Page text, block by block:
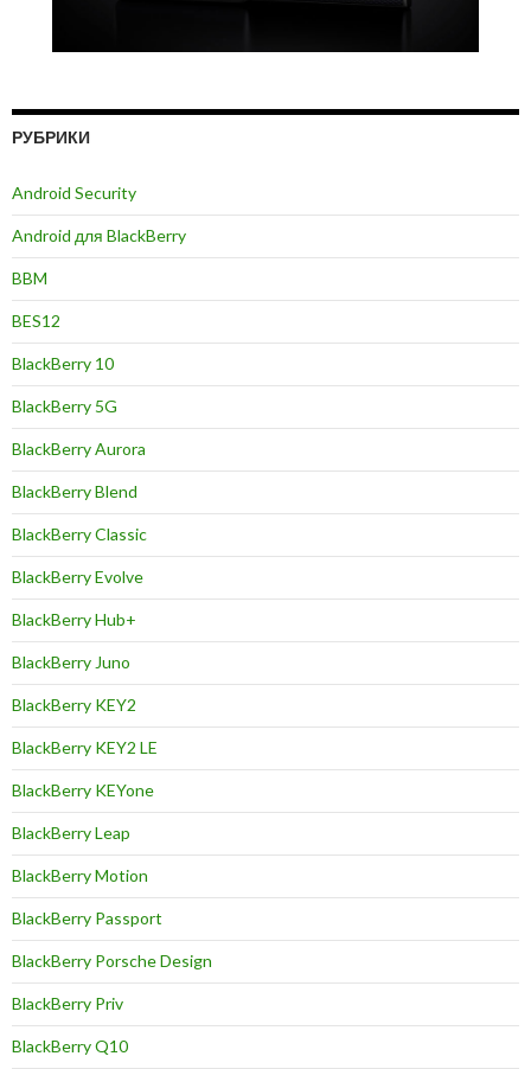
РУБРИКИ
Android Security
Android для BlackBerry
BBM
BES12
BlackBerry 10
BlackBerry 5G
BlackBerry Aurora
BlackBerry Blend
BlackBerry Classic
BlackBerry Evolve
BlackBerry Hub+
BlackBerry Juno
BlackBerry KEY2
BlackBerry KEY2 LE
BlackBerry KEYone
BlackBerry Leap
BlackBerry Motion
BlackBerry Passport
BlackBerry Porsche Design
BlackBerry Priv
BlackBerry Q10